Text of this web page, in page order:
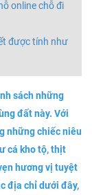
online chỗ đi
được tính như
sách những
đất này. Với
những chiếc niêu
cá kho tộ, thịt
hương vị tuyệt
địa chỉ dưới đây,